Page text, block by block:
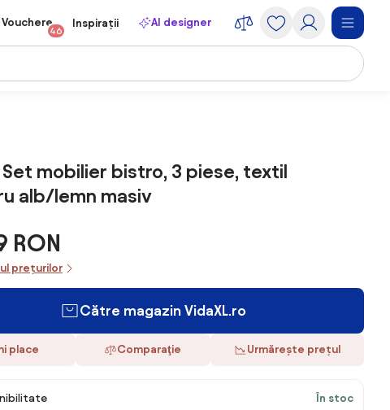
Vouchere
46
Inspirații AI designer
Set mobilier bistro, 3 piese, textil
alb/lemn masiv
RON
prețurilor
Către magazin VidaXL.ro
place Comparaţie Urmărește prețul
În stoc